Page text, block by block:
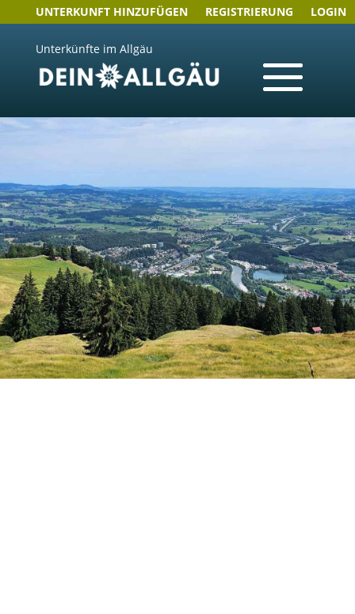
UNTERKUNFT HINZUFÜGEN REGISTRIERUNG LOGIN
Unterkünfte im Allgäu